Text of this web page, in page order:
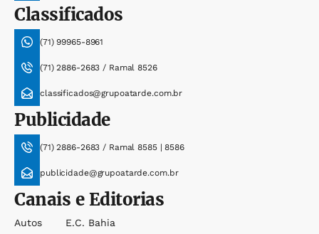
Classificados
(71) 99965-8961
(71) 2886-2683 / Ramal 8526
classificados@grupoatarde.com.br
Publicidade
(71) 2886-2683 / Ramal 8585 | 8586
publicidade@grupoatarde.com.br
Canais e Editorias
Autos
E.c. Bahia